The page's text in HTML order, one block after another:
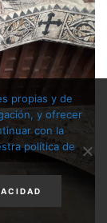
propias y de
y ofrecer
con la
política de